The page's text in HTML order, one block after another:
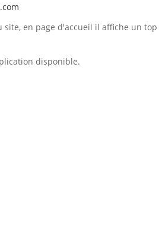
en page d'accueil il affiche un top
disponible.